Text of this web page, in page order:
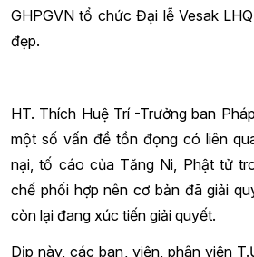
GHPGVN tổ chức Đại lễ Vesak
đẹp.
HT. Thích Huệ Trí -Trưởng ban
một số vấn đề tồn đọng có liên
nại, tố cáo của Tăng Ni, Phật tử
chế phối hợp nên cơ bản đã giải
còn lại đang xúc tiến giải quyết.
Dịp này, các ban, viện, phân viện